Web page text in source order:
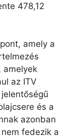
478,12
amely a
amelyek
az ITV
és a
azonban
fedezik a